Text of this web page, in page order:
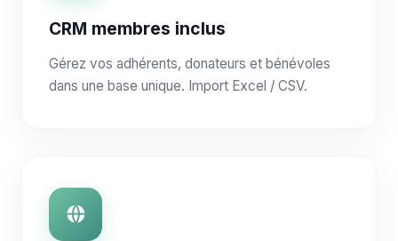
CRM membres inclus
Gérez vos adhérents, donateurs et bénévoles
dans une base unique. Import Excel / CSV.